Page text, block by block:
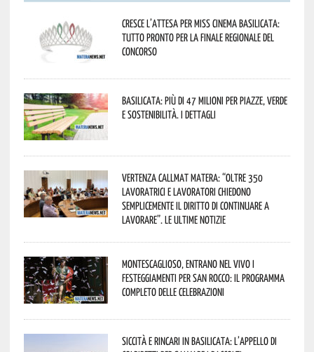
Cresce l’attesa per Miss Cinema Basilicata:
tutto pronto per la finale regionale del
concorso
Basilicata: più di 47 milioni per piazze, verde
e sostenibilità. I dettagli
Vertenza CallMat Matera: “Oltre 350
lavoratrici e lavoratori chiedono
semplicemente il diritto di continuare a
lavorare”. Le ultime notizie
Montescaglioso, entrano nel vivo i
festeggiamenti per San Rocco: il programma
completo delle celebrazioni
Siccità e rincari in Basilicata: l’appello di